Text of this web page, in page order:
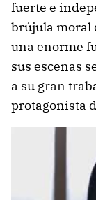
fuerte e
brújula moral
una enorme
sus escenas
a su gran
protagonista